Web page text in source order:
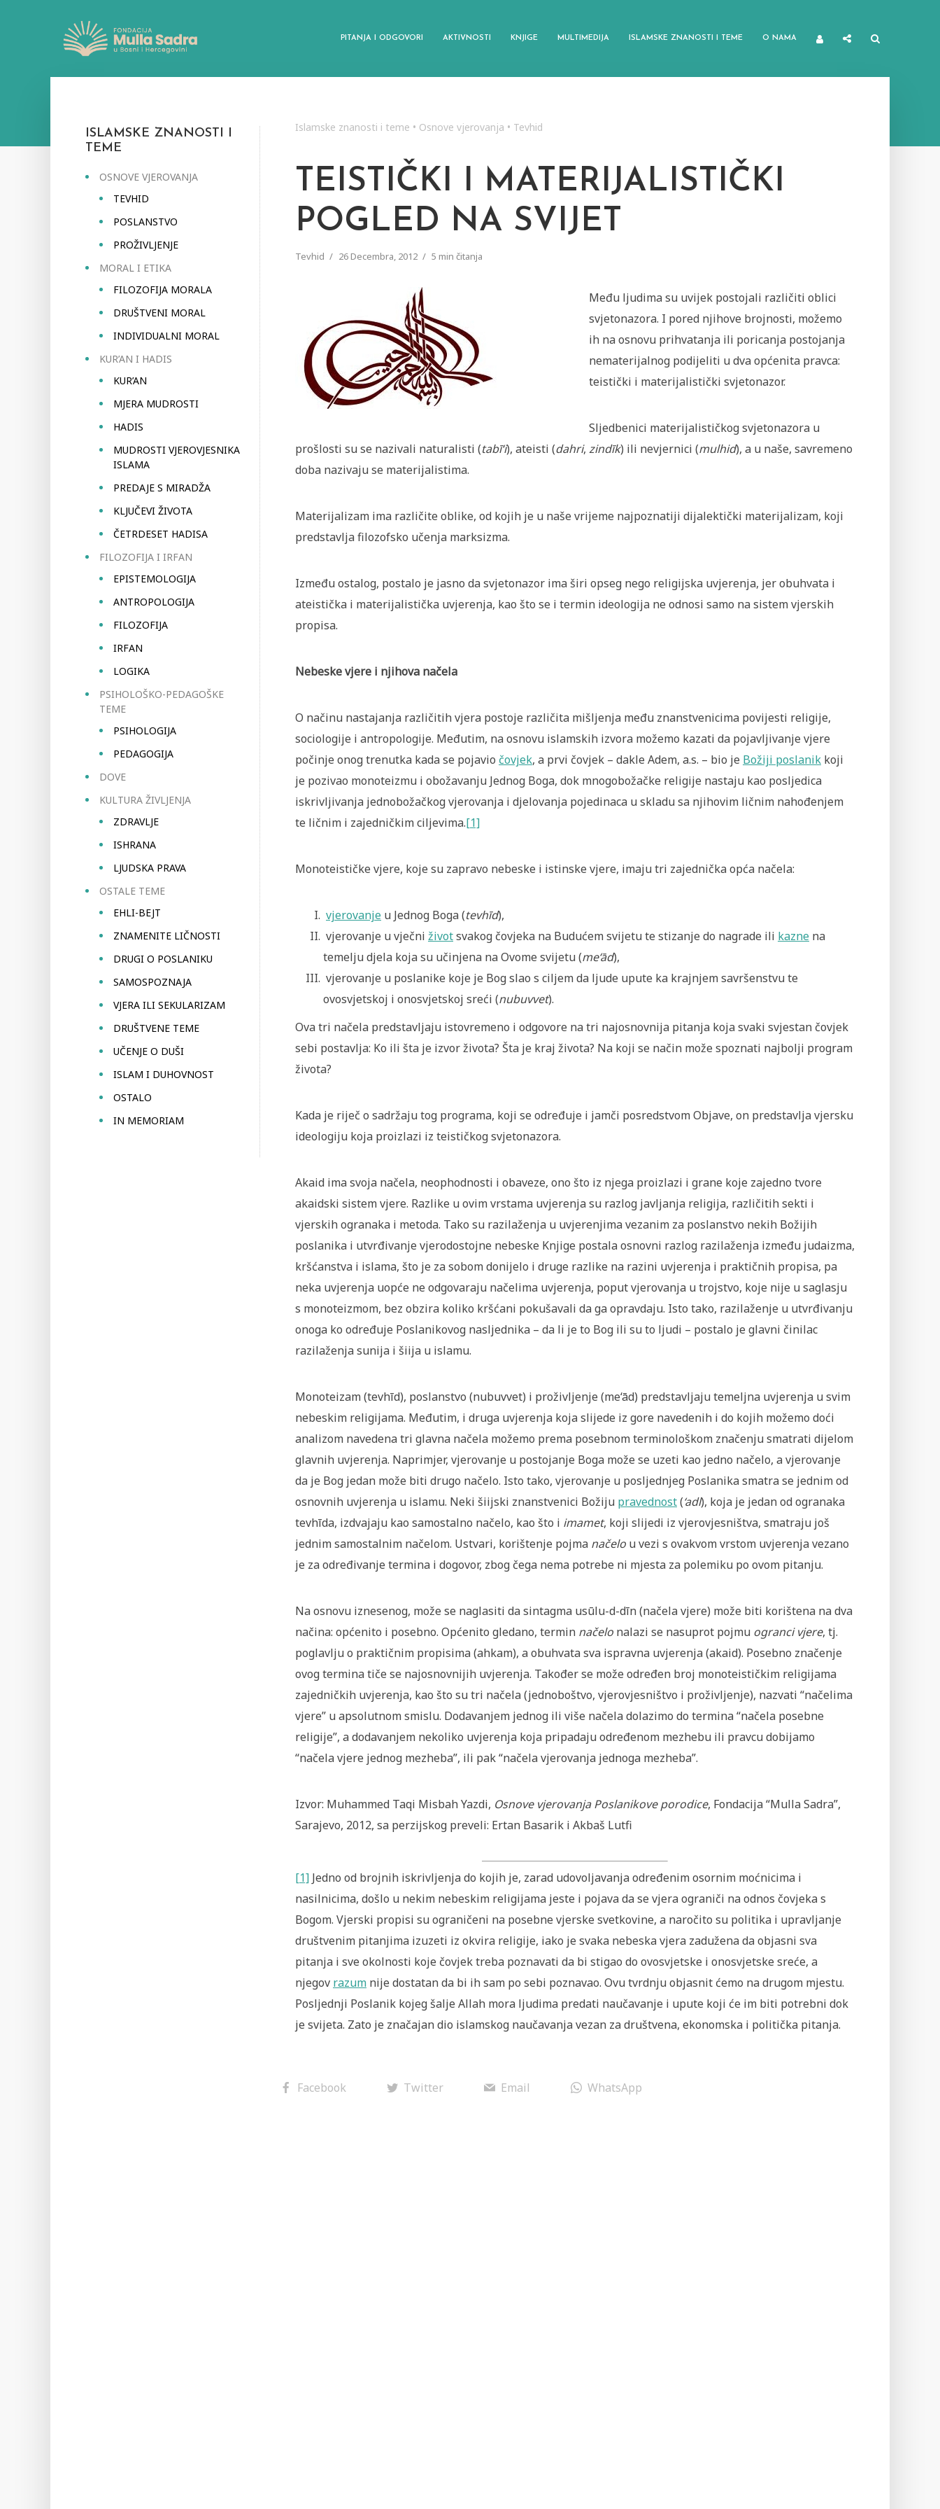
PITANJA I ODGOVORI AKTIVNOSTI KNJIGE MULTIMEDIJA ISLAMSKE ZNANOSTI I TEME O NAMA
ISLAMSKE ZNANOSTI I
TEME
OSNOVE VJEROVANJA
TEVHID
POSLANSTVO
PROŽIVLJENJE
MORAL I ETIKA
FILOZOFIJA MORALA
DRUŠTVENI MORAL
INDIVIDUALNI MORAL
KUR’AN I HADIS
KUR’AN
MJERA MUDROSTI
HADIS
MUDROSTI VJEROVJESNIKA
ISLAMA
PREDAJE S MIRADŽA
KLJUČEVI ŽIVOTA
ČETRDESET HADISA
FILOZOFIJA I IRFAN
EPISTEMOLOGIJA
ANTROPOLOGIJA
FILOZOFIJA
IRFAN
LOGIKA
PSIHOLOŠKO-PEDAGOŠKE
TEME
PSIHOLOGIJA
PEDAGOGIJA
DOVE
KULTURA ŽIVLJENJA
ZDRAVLJE
ISHRANA
LJUDSKA PRAVA
OSTALE TEME
EHLI-BEJT
ZNAMENITE LIČNOSTI
DRUGI O POSLANIKU
SAMOSPOZNAJA
VJERA ILI SEKULARIZAM
DRUŠTVENE TEME
UČENJE O DUŠI
ISLAM I DUHOVNOST
OSTALO
IN MEMORIAM
Islamske znanosti i teme • Osnove vjerovanja • Tevhid
TEISTIČKI I MATERIJALISTIČKI
POGLED NA SVIJET
Tevhid 26 Decembra, 2012 5 min čitanja
Među ljudima su uvijek postojali različiti oblici
svjetonazora. I pored njihove brojnosti, možemo
ih na osnovu prihvatanja ili poricanja postojanja
nematerijalnog podijeliti u dva općenita pravca:
teistički i materijalistički svjetonazor.
Sljedbenici materijalističkog svjetonazora u
prošlosti su se nazivali naturalisti (tabī‘i), ateisti (dahri, zindīk) ili nevjernici (mulhid), a u naše, savremeno
doba nazivaju se materijalistima.
Materijalizam ima različite oblike, od kojih je u naše vrijeme najpoznatiji dijalektički materijalizam, koji
predstavlja filozofsko učenja marksizma.
Između ostalog, postalo je jasno da svjetonazor ima širi opseg nego religijska uvjerenja, jer obuhvata i
ateistička i materijalistička uvjerenja, kao što se i termin ideologija ne odnosi samo na sistem vjerskih
propisa.
Nebeske vjere i njihova načela
O načinu nastajanja različitih vjera postoje različita mišljenja među znanstvenicima povijesti religije,
sociologije i antropologije. Međutim, na osnovu islamskih izvora možemo kazati da pojavljivanje vjere
počinje onog trenutka kada se pojavio čovjek, a prvi čovjek – dakle Adem, a.s. – bio je Božiji poslanik koji
je pozivao monoteizmu i obožavanju Jednog Boga, dok mnogobožačke religije nastaju kao posljedica
iskrivljivanja jednobožačkog vjerovanja i djelovanja pojedinaca u skladu sa njihovim ličnim nahođenjem
te ličnim i zajedničkim ciljevima.[1]
Monoteističke vjere, koje su zapravo nebeske i istinske vjere, imaju tri zajednička opća načela:
vjerovanje u Jednog Boga (tevhīd),
vjerovanje u vječni životsvakog čovjeka na Budućem svijetu te stizanje do nagrade ili kazne na
temelju djela koja su učinjena na Ovome svijetu (me‘ād),
vjerovanje u poslanike koje je Bog slao s ciljem da ljude upute ka krajnjem savršenstvu te
ovosvjetskoj i onosvjetskoj sreći (nubuvvet).
Ova tri načela predstavljaju istovremeno i odgovore na tri najosnovnija pitanja koja svaki svjestan čovjek
sebi postavlja: Ko ili šta je izvor života? Šta je kraj života? Na koji se način može spoznati najbolji program
života?
Kada je riječ o sadržaju tog programa, koji se određuje i jamči posredstvom Objave, on predstavlja vjersku
ideologiju koja proizlazi iz teističkog svjetonazora.
Akaid ima svoja načela, neophodnosti i obaveze, ono što iz njega proizlazi i grane koje zajedno tvore
akaidski sistem vjere. Razlike u ovim vrstama uvjerenja su razlog javljanja religija, različitih sekti i
vjerskih ogranaka i metoda. Tako su razilaženja u uvjerenjima vezanim za poslanstvo nekih Božijih
poslanika i utvrđivanje vjerodostojne nebeske Knjige postala osnovni razlog razilaženja između judaizma,
kršćanstva i islama, što je za sobom donijelo i druge razlike na razini uvjerenja i praktičnih propisa, pa
neka uvjerenja uopće ne odgovaraju načelima uvjerenja, poput vjerovanja u trojstvo, koje nije u saglasju
s monoteizmom, bez obzira koliko kršćani pokušavali da ga opravdaju. Isto tako, razilaženje u utvrđivanju
onoga ko određuje Poslanikovog nasljednika – da li je to Bog ili su to ljudi – postalo je glavni činilac
razilaženja sunija i šiija u islamu.
Monoteizam (tevhīd), poslanstvo (nubuvvet) i proživljenje (me‘ād) predstavljaju temeljna uvjerenja u svim
nebeskim religijama. Međutim, i druga uvjerenja koja slijede iz gore navedenih i do kojih možemo doći
analizom navedena tri glavna načela možemo prema posebnom terminološkom značenju smatrati dijelom
glavnih uvjerenja. Naprimjer, vjerovanje u postojanje Boga može se uzeti kao jedno načelo, a vjerovanje
da je Bog jedan može biti drugo načelo. Isto tako, vjerovanje u posljednjeg Poslanika smatra se jednim od
osnovnih uvjerenja u islamu. Neki šiijski znanstvenici Božiju pravednost(‘adl), koja je jedan od ogranaka
tevhīda, izdvajaju kao samostalno načelo, kao što i imamet, koji slijedi iz vjerovjesništva, smatraju još
jednim samostalnim načelom. Ustvari, korištenje pojma načelo u vezi s ovakvom vrstom uvjerenja vezano
je za određivanje termina i dogovor, zbog čega nema potrebe ni mjesta za polemiku po ovom pitanju.
Na osnovu iznesenog, može se naglasiti da sintagma usūlu-d-dīn (načela vjere) može biti korištena na dva
načina: općenito i posebno. Općenito gledano, termin načelo nalazi se nasuprot pojmu ogranci vjere, tj.
poglavlju o praktičnim propisima (ahkam), a obuhvata sva ispravna uvjerenja (akaid). Posebno značenje
ovog termina tiče se najosnovnijih uvjerenja. Također se može određen broj monoteističkim religijama
zajedničkih uvjerenja, kao što su tri načela (jednoboštvo, vjerovjesništvo i proživljenje), nazvati “načelima
vjere” u apsolutnom smislu. Dodavanjem jednog ili više načela dolazimo do termina “načela posebne
religije”, a dodavanjem nekoliko uvjerenja koja pripadaju određenom mezhebu ili pravcu dobijamo
“načela vjere jednog mezheba”, ili pak “načela vjerovanja jednoga mezheba”.
Izvor: Muhammed Taqi Misbah Yazdi, Osnove vjerovanja Poslanikove porodice, Fondacija “Mulla Sadra”,
Sarajevo, 2012, sa perzijskog preveli: Ertan Basarik i Akbaš Lutfi
[1] Jedno od brojnih iskrivljenja do kojih je, zarad udovoljavanja određenim osornim moćnicima i
nasilnicima, došlo u nekim nebeskim religijama jeste i pojava da se vjera ograniči na odnos čovjeka s
Bogom. Vjerski propisi su ograničeni na posebne vjerske svetkovine, a naročito su politika i upravljanje
društvenim pitanjima izuzeti iz okvira religije, iako je svaka nebeska vjera zadužena da objasni sva
pitanja i sve okolnosti koje čovjek treba poznavati da bi stigao do ovosvjetske i onosvjetske sreće, a
njegov razum nije dostatan da bi ih sam po sebi poznavao. Ovu tvrdnju objasnit ćemo na drugom mjestu.
Posljednji Poslanik kojeg šalje Allah mora ljudima predati naučavanje i upute koji će im biti potrebni dok
je svijeta. Zato je značajan dio islamskog naučavanja vezan za društvena, ekonomska i politička pitanja.
Facebook Twitter Email WhatsApp